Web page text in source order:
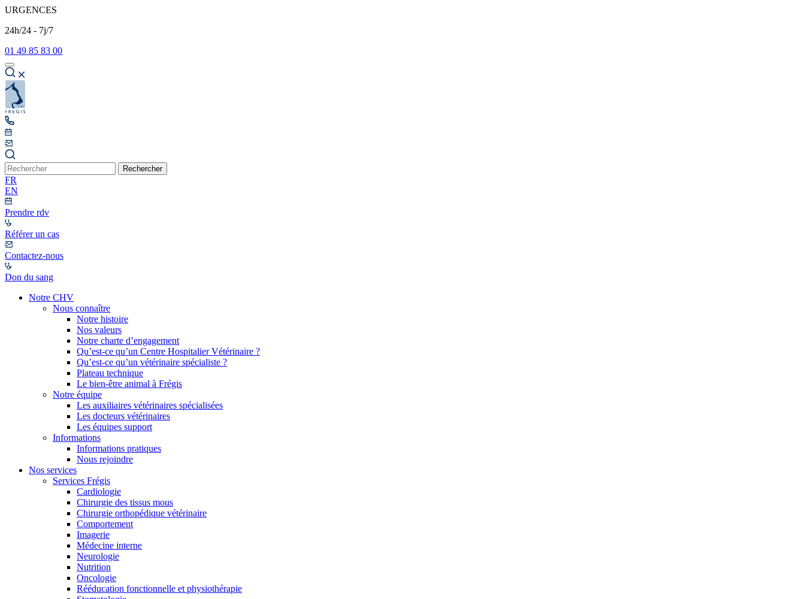
URGENCES
24h/24 - 7j/7
01 49 85 83 00
Rechercher
FR
EN
Prendre rdv
Référer un cas
Contactez-nous
Don du sang
Notre CHV
Nous connaître
Notre histoire
Nos valeurs
Notre charte d’engagement
Qu’est-ce qu’un Centre Hospitalier Vétérinaire ?
Qu’est-ce qu’un vétérinaire spécialiste ?
Plateau technique
Le bien-être animal à Frégis
Notre équipe
Les auxiliaires vétérinaires spécialisées
Les docteurs vétérinaires
Les équipes support
Informations
Informations pratiques
Nous rejoindre
Nos services
Services Frégis
Cardiologie
Chirurgie des tissus mous
Chirurgie orthopédique vétérinaire
Comportement
Imagerie
Médecine interne
Neurologie
Nutrition
Oncologie
Rééducation fonctionnelle et physiothérapie